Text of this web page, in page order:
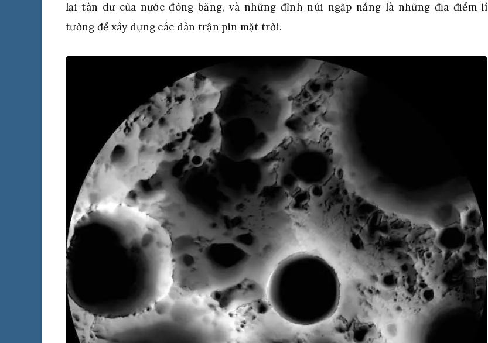
lại tàn dư của nước đóng băng, và những đỉnh núi ngập nắng là những địa điểm lí
tưởng để xây dựng các dàn trận pin mặt trời.